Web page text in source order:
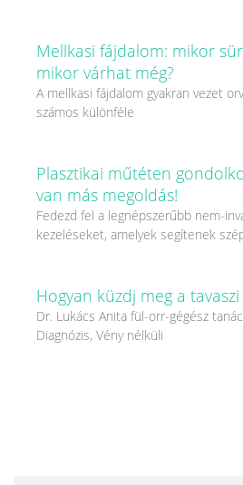
Mellkasi fájdalom: mikor
mikor várhat még?
A mellkasi fájdalom gyakran vezet
számos különféle
Plasztikai műtéten
van más megoldás!
Fedezd fel a legnépszerűbb nem-
kezeléseket, amelyek segítenek
Hogyan küzdj meg a tavaszi
Dr. Lukács Anita fül-orr-gégész
Diagnózis, Vény nélküli